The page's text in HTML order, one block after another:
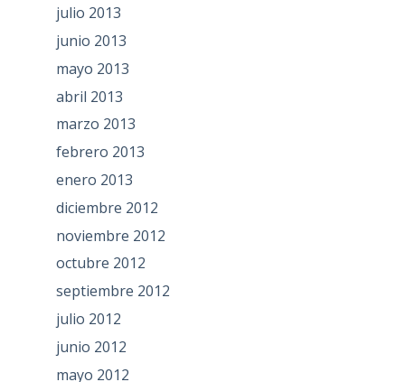
julio 2013
junio 2013
mayo 2013
abril 2013
marzo 2013
febrero 2013
enero 2013
diciembre 2012
noviembre 2012
octubre 2012
septiembre 2012
julio 2012
junio 2012
mayo 2012